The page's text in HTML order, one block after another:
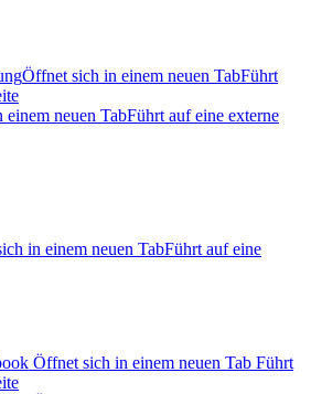
Öffnet sich in einem neuen TabFührt
neuen TabFührt auf eine externe
in einem neuen TabFührt auf eine
Öffnet sich in einem neuen Tab Führt